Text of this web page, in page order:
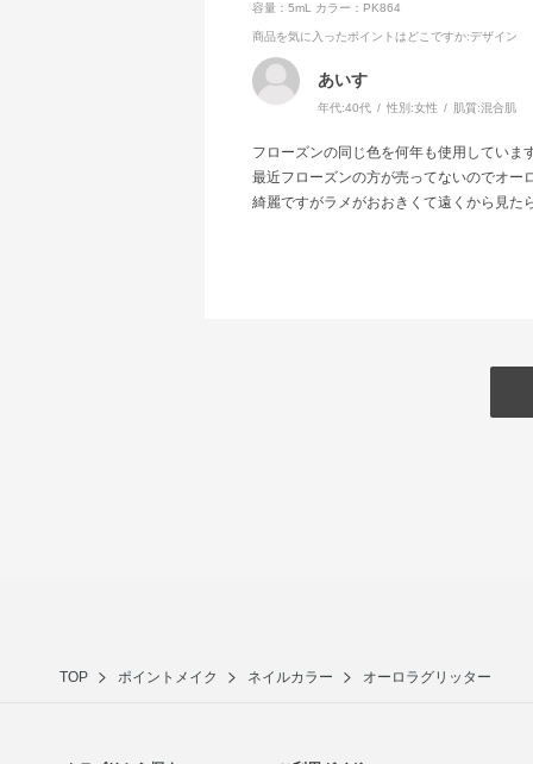
容量：5mL カラー：PK864
商品を気に入ったポイントはどこですか:デザイン
あいす
年代:40代 性別:女性 肌質:混合肌
フローズンの同じ色を何年も使用していま
最近フローズンの方が売ってないのでオー
綺麗ですがラメがおおきくて遠くから見た
TOP ポイントメイク ネイルカラー オーロラグリッター